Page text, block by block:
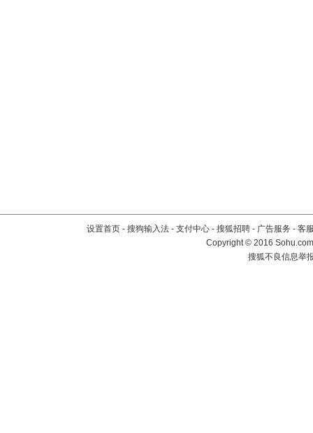
设置首页 - 搜狗输入法 - 支付中心 - 搜狐招聘 - 广告服务 - 客
Copyright©2016
搜狐不良信息举